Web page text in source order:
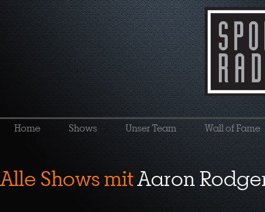
Home Shows Unser Team Wall of Fame
Alle Shows mitAaron